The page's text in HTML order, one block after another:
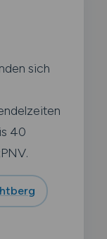
sich
40